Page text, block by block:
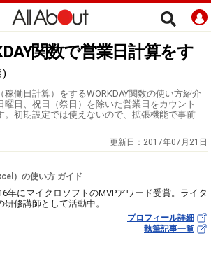
関数で営業日計算をす
)
働日計算）をするWORKDAY関数の使い方紹介
曜日、祝日（祭日）を除いた営業日をカウント
。初期設定では使えないので、拡張機能で事前
更新日： 2017年07月21日
）の使い方 ガイド
年にマイクロソフトのMVPアワード受賞。ライタ
研修講師として活動中。
プロフィール詳細
執筆記事一覧